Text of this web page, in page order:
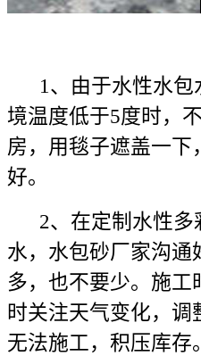
1、由于水性水包
境温度低于5度时，
房，用毯子遮盖一下
好。
2、在定制水性多
水，水包砂厂家沟通
多，也不要少。施
时关注天气变化，
无法施工，积压库存。